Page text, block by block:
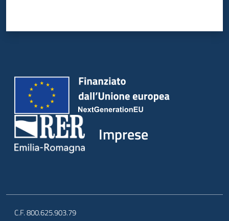
Imprese
C.F. 800.625.903.79